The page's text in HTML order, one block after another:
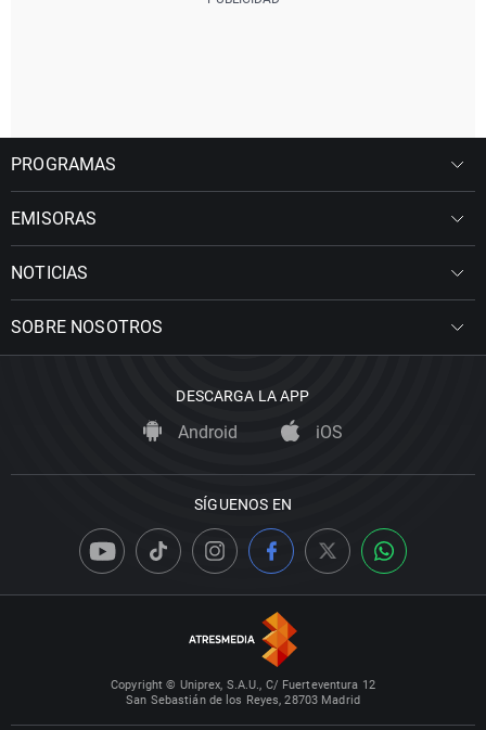
PROGRAMAS
EMISORAS
NOTICIAS
SOBRE NOSOTROS
DESCARGA LA APP
Android iOS
SÍGUENOS EN
Copyright © Uniprex, S.A.U., C/ Fuerteventura 12
San Sebastián de los Reyes, 28703 Madrid